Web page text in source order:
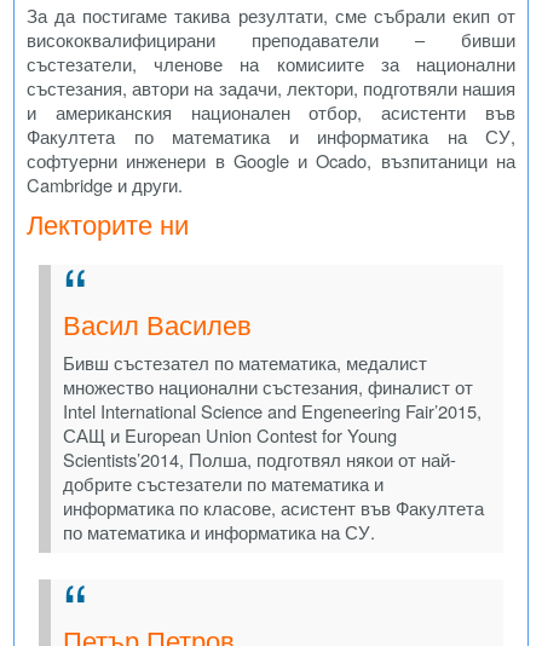
За да постигаме такива резултати, сме събрали екип от
висококвалифицирани преподаватели – бивши
състезатели, членове на комисиите за национални
състезания, автори на задачи, лектори, подготвяли нашия
и американския национален отбор, асистенти във
Факултета по математика и информатика на СУ,
софтуерни инженери в Google и Ocado, възпитаници на
Cambridge и други.
Лекторите ни
Васил Василев
Бивш състезател по математика, медалист
множество национални състезания, финалист от
Intel International Science and Engeneering Fair’2015,
САЩ и European Union Contest for Young
Scientists’2014, Полша, подготвял някои от най-
добрите състезатели по математика и
информатика по класове, асистент във Факултета
по математика и информатика на СУ.